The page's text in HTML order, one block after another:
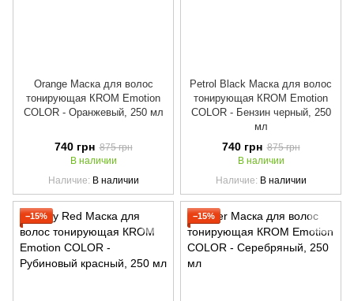
Orange Маска для волос
тонирующая КROM Emotion
COLOR - Оранжевый, 250 мл
740 грн 875 грн
В наличии
Наличие В наличии
Petrol Black Маска для волос
тонирующая КROM Emotion
COLOR - Бензин черный, 250
мл
740 грн 875 грн
В наличии
Наличие В наличии
−15% −15%